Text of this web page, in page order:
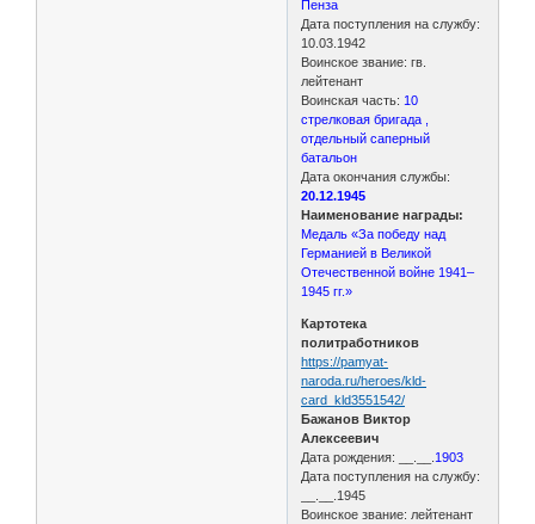
Пенза
Дата поступления на службу:
10.03.1942
Воинское звание: гв.
лейтенант
Воинская часть: 10
стрелковая бригада ,
отдельный саперный
батальон
Дата окончания службы:
20.12.1945
Наименование награды:
Медаль «За победу над
Германией в Великой
Отечественной войне 1941–
1945 гг.»
Картотека
политработников
https://pamyat-
naroda.ru/heroes/kld-
card_kld3551542/
Бажанов Виктор
Алексеевич
Дата рождения: __.__. 1903
Дата поступления на службу:
__.__.1945
Воинское звание: лейтенант